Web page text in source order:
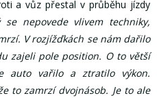
a vůz přestal v průběhu jízdy
se nepovede vlivem techniky,
V rozjížďkách se nám dařilo
zajeli pole position. O to větší
auto vařilo a ztratilo výkon.
to zamrzí dvojnásob. Je to ale